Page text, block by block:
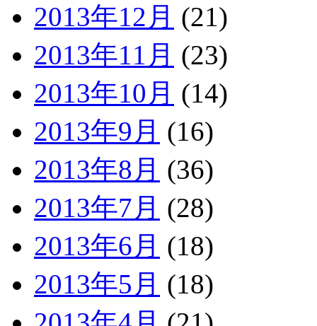
2013年12月 (21)
2013年11月 (23)
2013年10月 (14)
2013年9月 (16)
2013年8月 (36)
2013年7月 (28)
2013年6月 (18)
2013年5月 (18)